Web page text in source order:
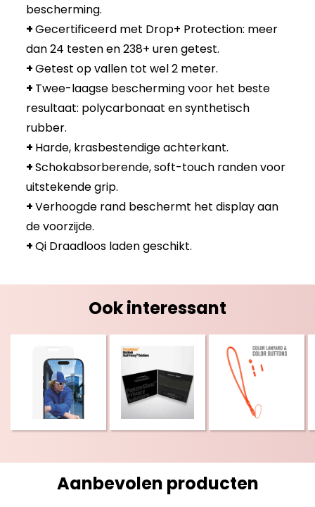
bescherming.
+Gecertificeerd met Drop+ Protection: meer
dan 24 testen en 238+ uren getest.
+Getest op vallen tot wel 2 meter.
+ Twee-laagse bescherming voor het beste
resultaat: polycarbonaat en synthetisch
rubber.
+ Harde, krasbestendige achterkant.
+Schokabsorberende, soft-touch randen voor
uitstekende grip.
+Verhoogde rand beschermt het display aan
de voorzijde.
+Qi Draadloos laden geschikt.
Ook interessant
Aanbevolen producten